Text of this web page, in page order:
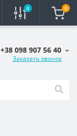
0 0
+38 098 907 56 40
Заказать звонок